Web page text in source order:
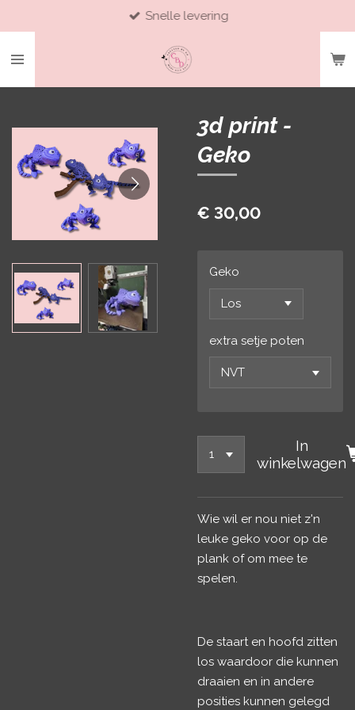
naar
Snelle levering
3d print -
Geko
€ 30,00
Geko
extra setje poten
In
winkelwagen
Wie wil er nou niet z'n
leuke geko voor op de
plank of om mee te
spelen.
De staart en hoofd zitten
los waardoor die kunnen
draaien en in andere
posities kunnen gelegd